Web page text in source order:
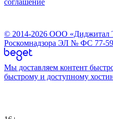
© 2014-2026 ООО «Диджитал
Роскомнадзора ЭЛ № ФС 77-
Мы доставляем контент
быстрому и доступному